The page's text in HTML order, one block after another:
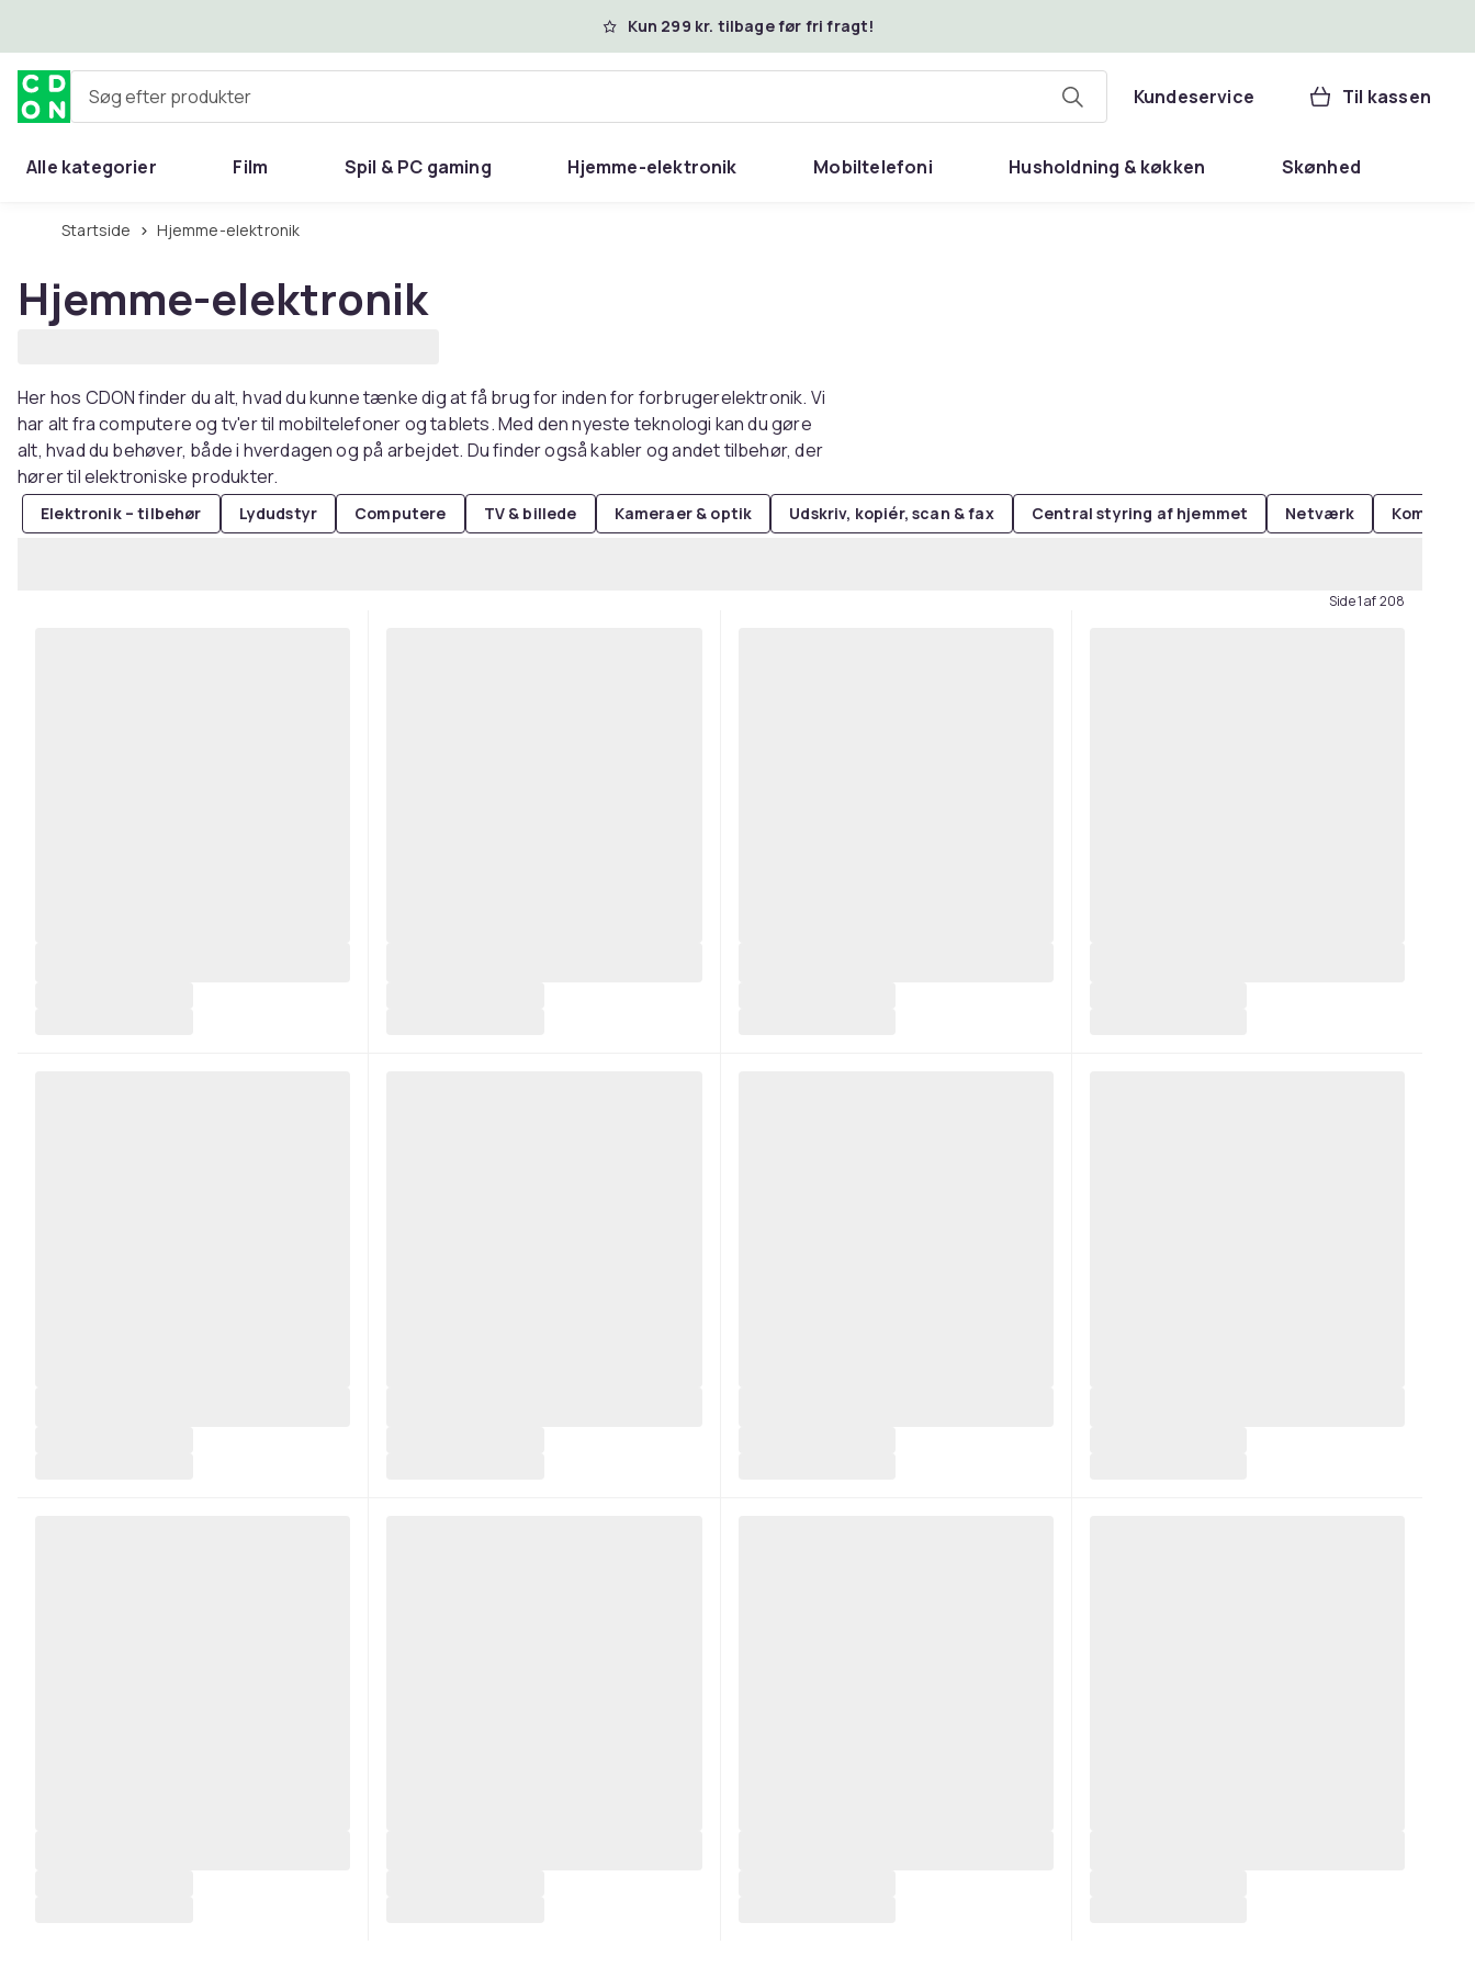
Kun 299 kr. tilbage før fri fragt!
Søg efter produkter Kundeservice Til kassen
Alle kategorier Film Spil & PC gaming Hjemme-elektronik Mobiltelefoni Husholdning & køkken Skønhed
Hjem & have
Startside Hjemme-elektronik
Hjemme-elektronik
Her hos CDON finder du alt, hvad du kunne tænke dig at få brug for inden for forbrugerelektronik. Vi
har alt fra computere og tv'er til mobiltelefoner og tablets. Med den nyeste teknologi kan du gøre
alt, hvad du behøver, både i hverdagen og på arbejdet. Du finder også kabler og andet tilbehør, der
hører til elektroniske produkter.
Elektronik – tilbehør Lydudstyr Computere TV & billede Kameraer & optik Udskriv, kopiér, scan & fax Central styring af hjemmet Netværk
Side 1 af 208